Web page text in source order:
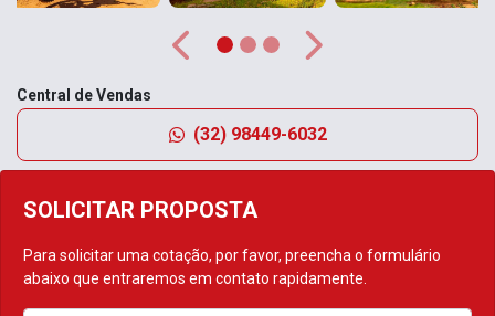
SOLICITAR PROPOSTA
Para solicitar uma cotação, por favor, preencha o formulário
abaixo que entraremos em contato rapidamente.
Anterior Próximo
Central de Vendas
(32) 98449-6032